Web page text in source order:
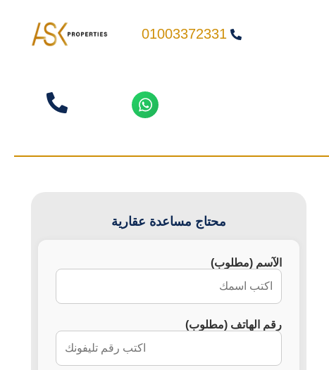
01003372331
محتاج مساعدة عقارية
الآسم (مطلوب)
رقم الهاتف (مطلوب)